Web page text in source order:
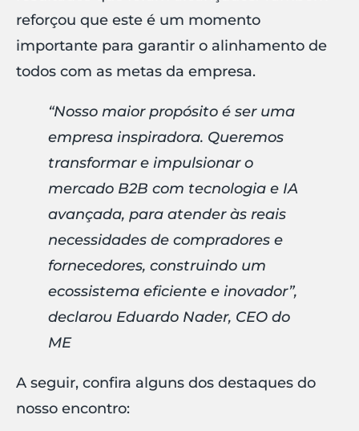
reforçou que este é um momento
importante para garantir o alinhamento de
todos com as metas da empresa.
“Nosso maior propósito é ser uma
empresa inspiradora. Queremos
transformar e impulsionar o
mercado B2B com tecnologia e IA
avançada, para atender às reais
necessidades de compradores e
fornecedores, construindo um
ecossistema eficiente e inovador”,
declarou Eduardo Nader, CEO do
ME
A seguir, confira alguns dos destaques do
nosso encontro: